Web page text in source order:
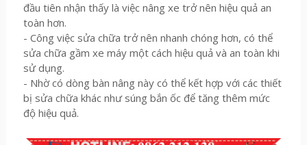
đầu tiên nhận thấy là việc nâng xe trở nên hiệu quả an
toàn hơn.
- Công việc sửa chữa trở nên nhanh chóng hơn, có thể
sửa chữa gầm xe máy một cách hiệu quả và an toàn khi
sử dụng.
- Nhờ có dòng bàn nâng này có thể kết hợp với các thiết
bị sửa chữa khác như súng bắn ốc để tăng thêm mức
độ hiệu quả.